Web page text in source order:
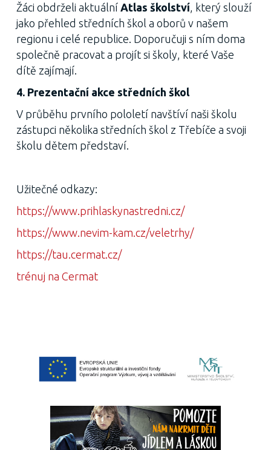
Žáci obdrželi aktuální Atlas školství, který slouží
jako přehled středních škol a oborů v našem
regionu i celé republice. Doporučuji s ním doma
společně pracovat a projít si školy, které Vaše
dítě zajímají.
4. Prezentační akce středních škol
V průběhu prvního pololetí navštíví naši školu
zástupci několika středních škol z Třebíče a svoji
školu dětem představí.
Užitečné odkazy:
https://www.prihlaskynastredni.cz/
https://www.nevim-kam.cz/veletrhy/
https://tau.cermat.cz/
trénuj na Cermat